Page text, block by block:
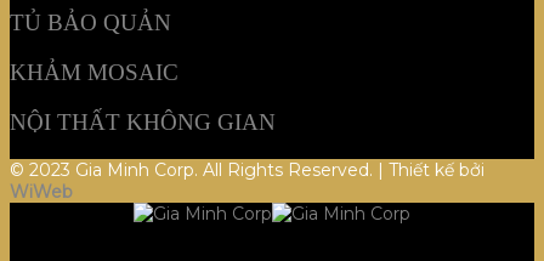
TỦ BẢO QUẢN
KHẢM MOSAIC
NỘI THẤT KHÔNG GIAN
© 2023 Gia Minh Corp. All Rights Reserved. | Thiết kế bởi
WiWeb